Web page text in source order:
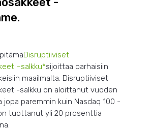
Disruptiiviset
–salkku*sijoittaa parhaisiin
maailmalta. Disruptiiviset
-salkku on aloittanut vuoden
jopa paremmin kuin Nasdaq 100 -
tuottanut yli 20 prosenttia